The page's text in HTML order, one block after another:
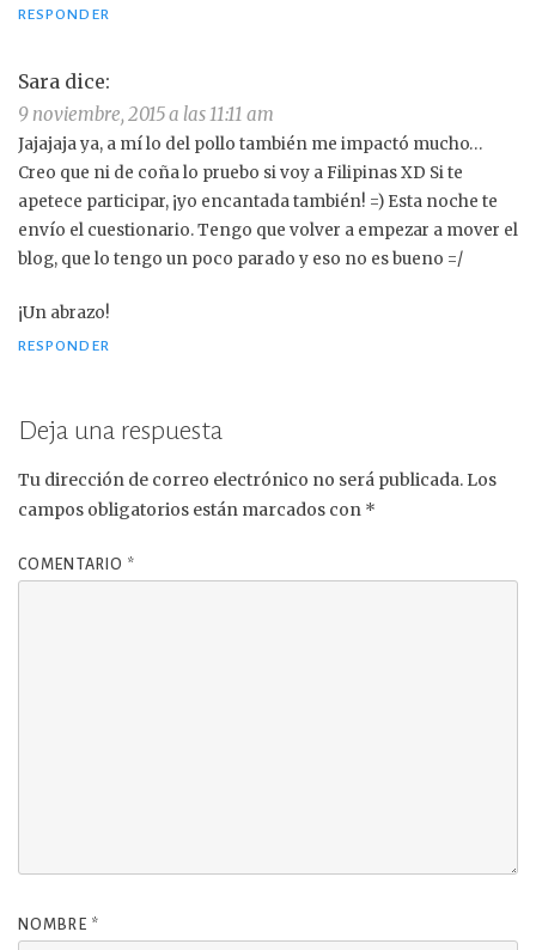
RESPONDER
Sara dice:
9 noviembre, 2015 a las 11:11 am
Jajajaja ya, a mí lo del pollo también me impactó mucho…
Creo que ni de coña lo pruebo si voy a Filipinas XD Si te
apetece participar, ¡yo encantada también! =) Esta noche te
envío el cuestionario. Tengo que volver a empezar a mover el
blog, que lo tengo un poco parado y eso no es bueno =/
¡Un abrazo!
RESPONDER
Deja una respuesta
Tu dirección de correo electrónico no será publicada. Los
campos obligatorios están marcados con *
COMENTARIO *
NOMBRE *